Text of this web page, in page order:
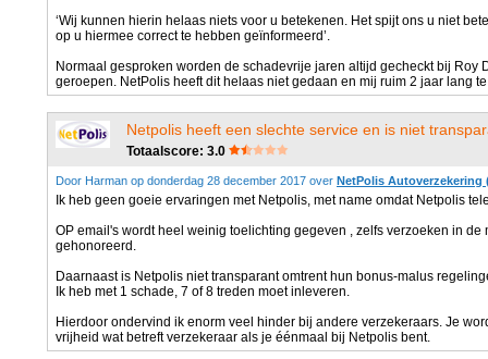
‘Wij kunnen hierin helaas niets voor u betekenen. Het spijt ons u niet
op u hiermee correct te hebben geïnformeerd’.
Normaal gesproken worden de schadevrije jaren altijd gecheckt bij Roy
geroepen. NetPolis heeft dit helaas niet gedaan en mij ruim 2 jaar lang
Netpolis heeft een slechte service en is niet
Totaalscore: 3.0
Door Harman op donderdag 28 december 2017 over NetPolis Autoverzekering
Ik heb geen goeie ervaringen met Netpolis, met name omdat Netpolis
OP email's wordt heel weinig toelichting gegeven , zelfs verzoeken in
gehonoreerd.
Daarnaast is Netpolis niet transparant omtrent hun bonus-malus
Ik heb met 1 schade, 7 of 8 treden moet inleveren.
Hierdoor ondervind ik enorm veel hinder bij andere verzekeraars. Je
vrijheid wat betreft verzekeraar als je éénmaal bij Netpolis bent.